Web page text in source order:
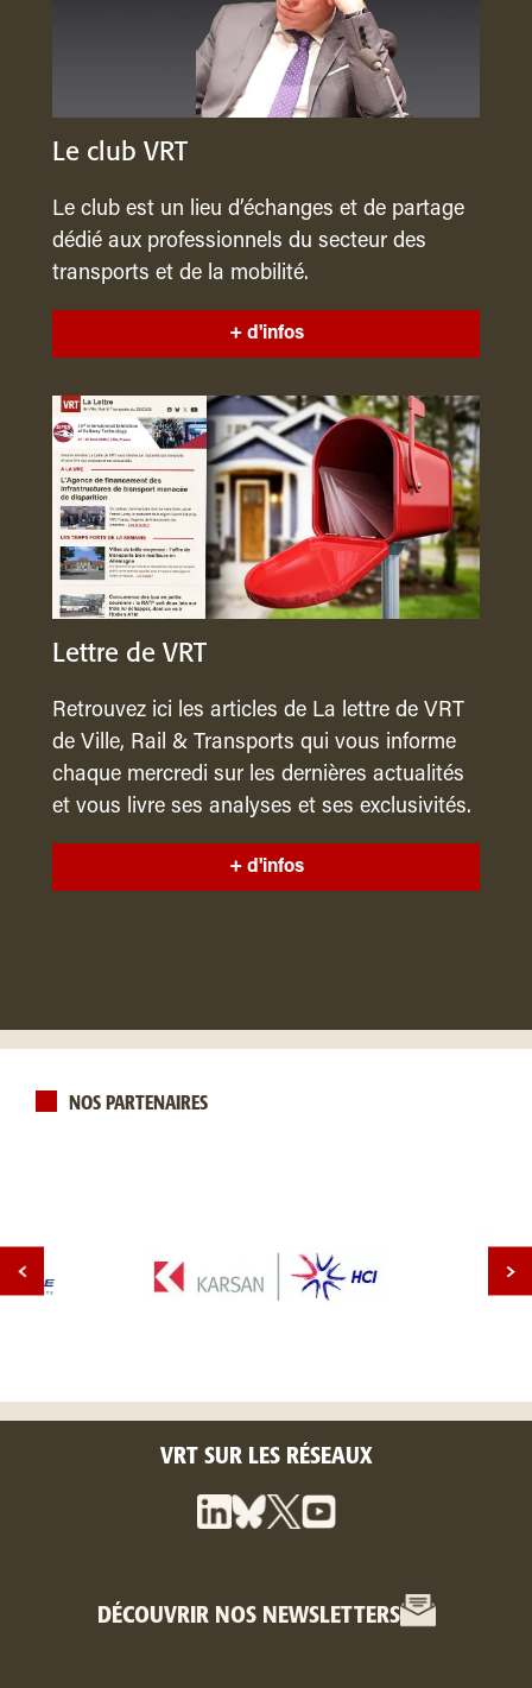
Le club VRT
Le club est un lieu d’échanges et de partage
dédié aux professionnels du secteur des
transports et de la mobilité.
+ d'infos
Lettre de VRT
Retrouvez ici les articles de La lettre de VRT
de Ville, Rail & Transports qui vous informe
chaque mercredi sur les dernières actualités
et vous livre ses analyses et ses exclusivités.
+ d'infos
NOS PARTENAIRES
VRT SUR LES RÉSEAUX
DÉCOUVRIR NOS NEWSLETTERS